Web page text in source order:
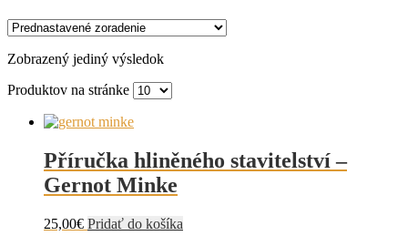
Zobrazený jediný výsledok
Produktov na stránke
Příručka hliněného stavitelství –
Gernot Minke
25,00€ Pridať do košíka